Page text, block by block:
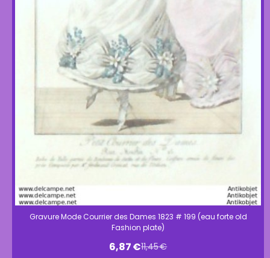
Gravure Mode Courrier des Dames 1823 # 199 (eau forte old
Fashion plate)
6,87€11,45€